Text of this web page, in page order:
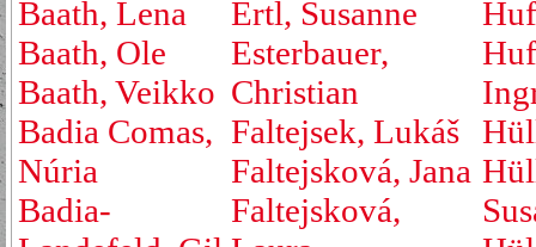
Baath, Lena
Baath, Ole
Baath, Veikko
Badia Comas,
Núria
Badia-
Ertl, Susanne
Esterbauer,
Christian
Faltejsek, Lukáš
Faltejsková, Jana
Faltejsková,